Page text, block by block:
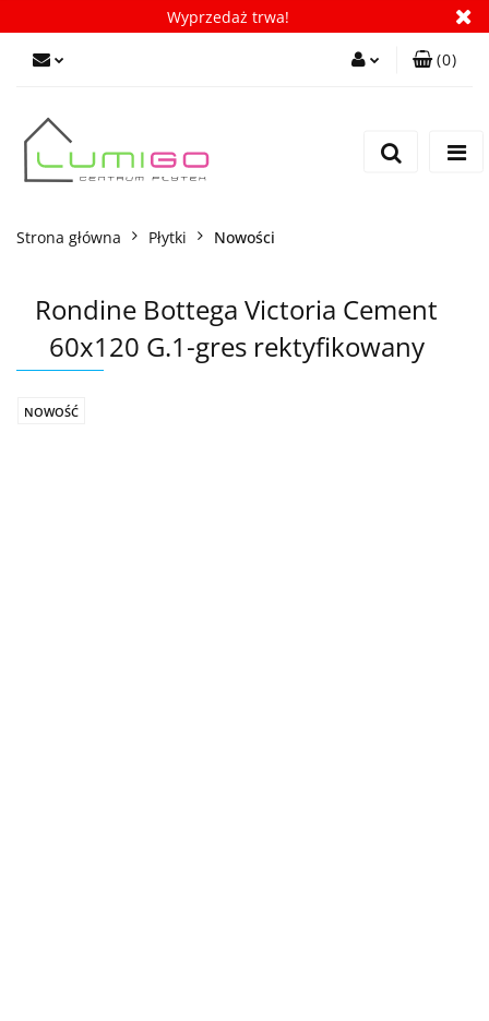
Wyprzedaż trwa!
(0)
Strona główna Płytki Nowości
Rondine Bottega Victoria Cement
60x120 G.1-gres rektyfikowany
NOWOŚĆ